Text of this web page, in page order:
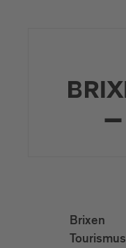
Brixen
Tourismus